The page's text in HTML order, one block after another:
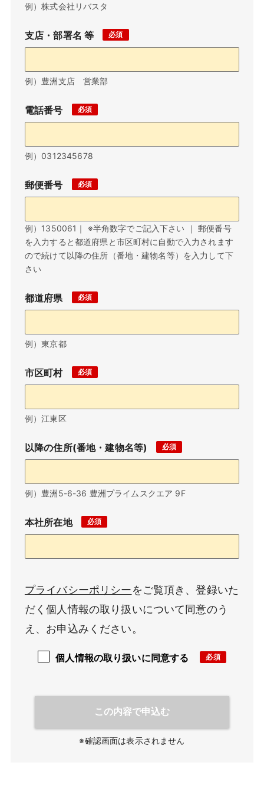
例）株式会社リバスタ
支店・部署名 等
例）豊洲支店 営業部
電話番号
例）0312345678
郵便番号
例）1350061｜ ※半角数字でご記入下さい ｜ 郵便番号
を入力すると都道府県と市区町村に自動で入力されます
ので続けて以降の住所（番地・建物名等）を入力して下
さい
都道府県
例）東京都
市区町村
例）江東区
以降の住所(番地・建物名等)
例）豊洲5-6-36 豊洲プライムスクエア 9F
本社所在地
プライバシーポリシーをご覧頂き、登録いた
だく個人情報の取り扱いについて同意のう
え、お申込みください。
個人情報の取り扱いに同意する
※確認画面は表示されません